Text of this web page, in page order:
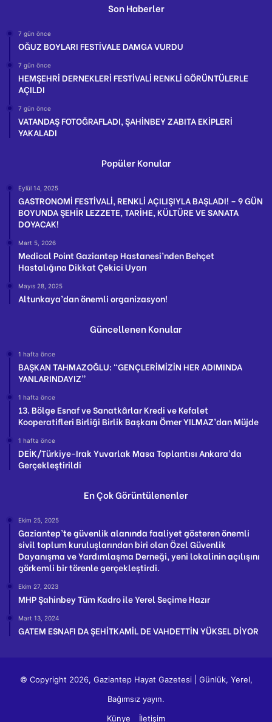
Son Haberler
7 gün önce
OĞUZ BOYLARI FESTİVALE DAMGA VURDU
7 gün önce
HEMŞEHRİ DERNEKLERİ FESTİVALİ RENKLİ GÖRÜNTÜLERLE
AÇILDI
7 gün önce
VATANDAŞ FOTOĞRAFLADI, ŞAHİNBEY ZABITA EKİPLERİ
YAKALADI
Popüler Konular
Eylül 14, 2025
GASTRONOMİ FESTİVALİ, RENKLİ AÇILIŞIYLA BAŞLADI! – 9 GÜN
BOYUNDA ŞEHİR LEZZETE, TARİHE, KÜLTÜRE VE SANATA
DOYACAK!
Mart 5, 2026
Medical Point Gaziantep Hastanesi’nden Behçet
Hastalığına Dikkat Çekici Uyarı
Mayıs 28, 2025
Altunkaya’dan önemli organizasyon!
Güncellenen Konular
1 hafta önce
BAŞKAN TAHMAZOĞLU: “GENÇLERİMİZİN HER ADIMINDA
YANLARINDAYIZ”
1 hafta önce
13. Bölge Esnaf ve Sanatkârlar Kredi ve Kefalet
Kooperatifleri Birliği Birlik Başkanı Ömer YILMAZ’dan Müjde
1 hafta önce
DEİK/Türkiye-Irak Yuvarlak Masa Toplantısı Ankara’da
Gerçekleştirildi
En Çok Görüntülenenler
Ekim 25, 2025
Gaziantep’te güvenlik alanında faaliyet gösteren önemli
sivil toplum kuruluşlarından biri olan Özel Güvenlik
Dayanışma ve Yardımlaşma Derneği, yeni lokalinin açılışını
görkemli bir törenle gerçekleştirdi.
Ekim 27, 2023
MHP Şahinbey Tüm Kadro ile Yerel Seçime Hazır
Mart 13, 2024
GATEM ESNAFI DA ŞEHİTKAMİL DE VAHDETTİN YÜKSEL DİYOR
© Copyright 2026, Gaziantep Hayat Gazetesi | Günlük, Yerel,
Bağımsız yayın.
Künye
İletişim